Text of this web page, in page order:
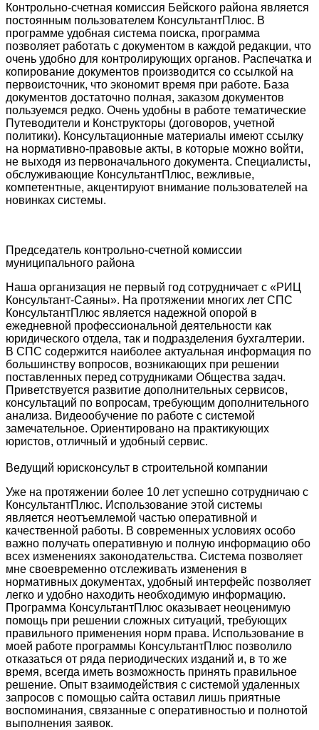
Контрольно-счетная комиссия Бейского района является
постоянным пользователем КонсультантПлюс. В
программе удобная система поиска, программа
позволяет работать с документом в каждой редакции, что
очень удобно для контролирующих органов. Распечатка и
копирование документов производится со ссылкой на
первоисточник, что экономит время при работе. База
документов достаточно полная, заказом документов
пользуемся редко. Очень удобны в работе тематические
Путеводители и Конструкторы (договоров, учетной
политики). Консультационные материалы имеют ссылку
на нормативно-правовые акты, в которые можно войти,
не выходя из первоначального документа. Специалисты,
обслуживающие КонсультантПлюс, вежливые,
компетентные, акцентируют внимание пользователей на
новинках системы.
Председатель контрольно-счетной комиссии
муниципального района
Наша организация не первый год сотрудничает с «РИЦ
Консультант-Саяны». На протяжении многих лет СПС
КонсультантПлюс является надежной опорой в
ежедневной профессиональной деятельности как
юридического отдела, так и подразделения бухгалтерии.
В СПС содержится наиболее актуальная информация по
большинству вопросов, возникающих при решении
поставленных перед сотрудниками Общества задач.
Приветствуется развитие дополнительных сервисов,
консультаций по вопросам, требующим дополнительного
анализа. Видеообучение по работе с системой
замечательное. Ориентировано на практикующих
юристов, отличный и удобный сервис.
Ведущий юрисконсульт в строительной компании
Уже на протяжении более 10 лет успешно сотрудничаю с
КонсультантПлюс. Использование этой системы
является неотъемлемой частью оперативной и
качественной работы. В современных условиях особо
важно получать оперативную и полную информацию обо
всех изменениях законодательства. Система позволяет
мне своевременно отслеживать изменения в
нормативных документах, удобный интерфейс позволяет
легко и удобно находить необходимую информацию.
Программа КонсультантПлюс оказывает неоценимую
помощь при решении сложных ситуаций, требующих
правильного применения норм права. Использование в
моей работе программы КонсультантПлюс позволило
отказаться от ряда периодических изданий и, в то же
время, всегда иметь возможность принять правильное
решение. Опыт взаимодействия с системой удаленных
запросов с помощью сайта оставил лишь приятные
воспоминания, связанные с оперативностью и полнотой
выполнения заявок.